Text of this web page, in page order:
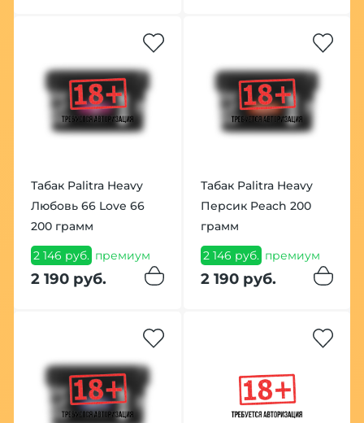
Табак Palitra Heavy
Любовь 66 Love 66
200 грамм
2 146 руб. премиум
2 190 руб.
Табак Palitra Heavy
Персик Peach 200
грамм
2 146 руб. премиум
2 190 руб.